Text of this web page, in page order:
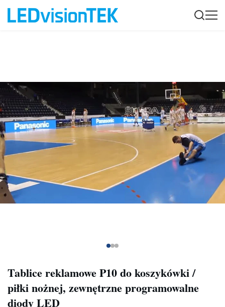
Tablice reklamowe P10 do koszykówki /
piłki nożnej, zewnętrzne programowalne
diody LED